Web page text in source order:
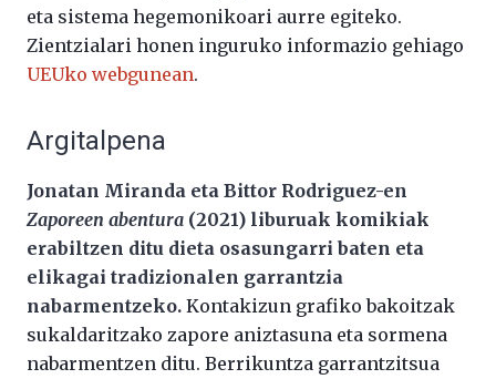
eta sistema hegemonikoari aurre egiteko.
Zientzialari honen inguruko informazio gehiago
UEUko webgunean.
Argitalpena
Jonatan Miranda eta Bittor Rodriguez-en
Zaporeen abentura (2021) liburuak komikiak
erabiltzen ditu dieta osasungarri baten eta
elikagai tradizionalen garrantzia
nabarmentzeko. Kontakizun grafiko bakoitzak
sukaldaritzako zapore aniztasuna eta sormena
nabarmentzen ditu. Berrikuntza garrantzitsua